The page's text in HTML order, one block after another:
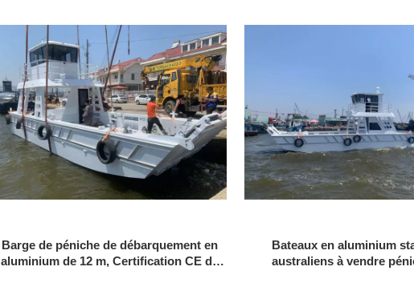
Barge de péniche de débarquement en
aluminium de 12 m, Certification CE de
Bateaux en aluminium
australiens à vendre